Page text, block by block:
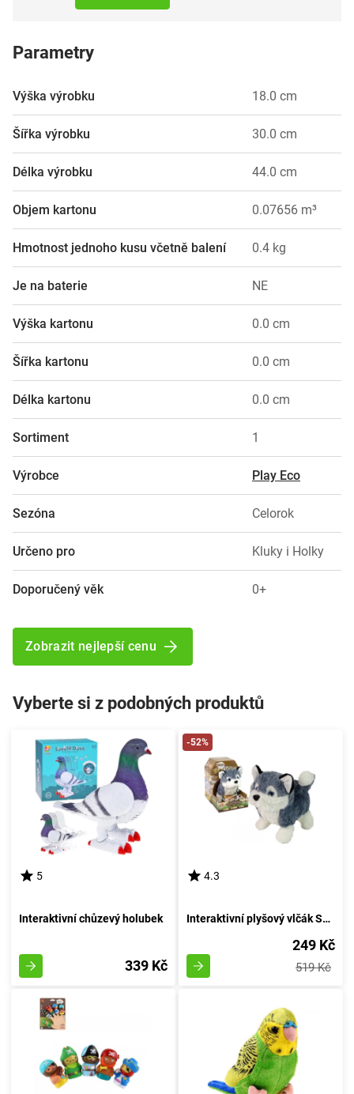
Parametry
Výška výrobku 18.0 cm
Šířka výrobku 30.0 cm
Délka výrobku 44.0 cm
Objem kartonu 0.07656 m³
Hmotnost jednoho kusu včetně balení 0.4 kg
Je na baterie NE
Výška kartonu 0.0 cm
Šířka kartonu 0.0 cm
Délka kartonu 0.0 cm
Sortiment 1
Výrobce Play Eco
Sezóna Celorok
Určeno pro Kluky i Holky
Doporučený věk 0+
Zobrazit nejlepší cenu
Vyberte si z podobných produktů
5
Interaktivní chůzevý holubek
339 Kč
-52%
4.3
Interaktivní plyšový vlčák Severský
249 Kč
519 Kč